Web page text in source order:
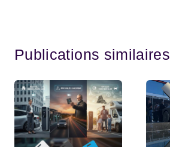
Publications similaires